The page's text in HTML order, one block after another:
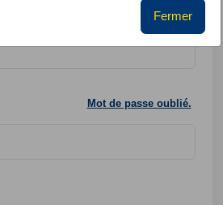
Fermer
Mot de passe oublié.